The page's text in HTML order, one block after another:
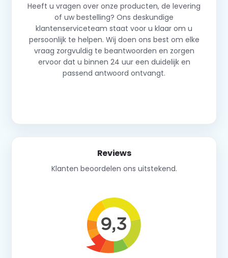
Heeft u vragen over onze producten, de levering
of uw bestelling? Ons deskundige
klantenserviceteam staat voor u klaar om u
persoonlijk te helpen. Wij doen ons best om elke
vraag zorgvuldig te beantwoorden en zorgen
ervoor dat u binnen 24 uur een duidelijk en
passend antwoord ontvangt.
Reviews
Klanten beoordelen ons uitstekend.